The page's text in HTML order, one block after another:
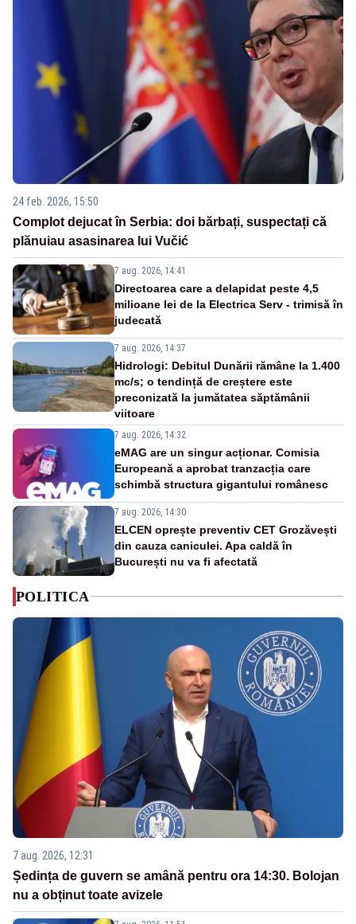
24 feb. 2026, 15:50
Complot dejucat în Serbia: doi bărbați, suspectați că
plănuiau asasinarea lui Vučić
7 aug. 2026, 14:41
Directoarea care a delapidat peste 4,5
milioane lei de la Electrica Serv - trimisă în
judecată
7 aug. 2026, 14:37
Hidrologi: Debitul Dunării rămâne la 1.400
mc/s; o tendință de creștere este
preconizată la jumătatea săptămânii
viitoare
7 aug. 2026, 14:32
eMAG are un singur acționar. Comisia
Europeană a aprobat tranzacția care
schimbă structura gigantului românesc
7 aug. 2026, 14:30
ELCEN oprește preventiv CET Grozăvești
din cauza caniculei. Apa caldă în
București nu va fi afectată
POLITICA
7 aug. 2026, 12:31
Ședința de guvern se amână pentru ora 14:30. Bolojan
nu a obținut toate avizele